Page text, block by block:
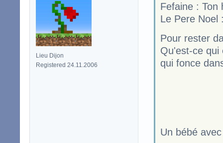
Lieu Dijon
Registered 24.11.2006
Fefaine : Ton
Le Pere Noel
Pour rester
Qu'est-ce qui
qui fonce
Un bébé